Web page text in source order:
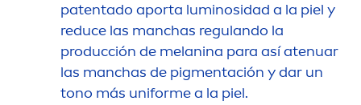
patentado aporta luminosidad a la piel y
reduce las manchas regulando la
producción de melanina para así atenuar
las manchas de pigmentación y dar un
tono más uniforme a la piel.